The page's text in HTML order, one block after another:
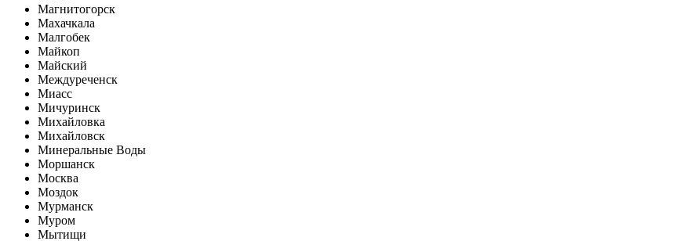
Магнитогорск
Махачкала
Малгобек
Майкоп
Майский
Междуреченск
Миасс
Мичуринск
Михайловка
Михайловск
Минеральные Воды
Моршанск
Москва
Моздок
Мурманск
Муром
Мытищи